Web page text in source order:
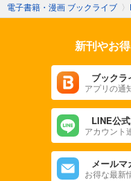
電子書籍・漫画 ブックライブ 〉
新刊やお
ブックラ
アプリの通
LINE公
アカウント
メールマ
お得な最新